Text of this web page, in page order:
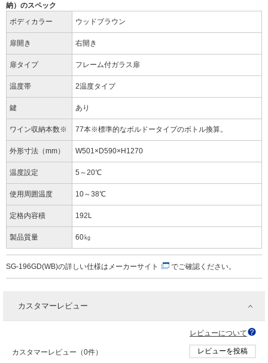
納）のスペック
ボディカラー
ウッドブラウン
扉開き 右開き
扉タイプ フレーム付ガラス扉
温度帯 2温度タイプ
鍵 あり
ワイン収納本数※ 77本※標準的なボルドータイプのボトル換算。
外形寸法（mm） W501×D590×H1270
温度設定 5～20℃
使用周囲温度 10～38℃
定格内容積 192L
製品質量 60㎏
SG-196GD(WB)の詳しい仕様は メーカーサイト でご確認ください。
カスタマーレビュー
レビューについて
カスタマーレビュー（0件） レビューを投稿